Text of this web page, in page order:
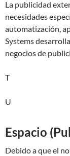
La publicidad
necesidades
automatización,
Systems
negocios de
T
U
Espacio
Debido a que el